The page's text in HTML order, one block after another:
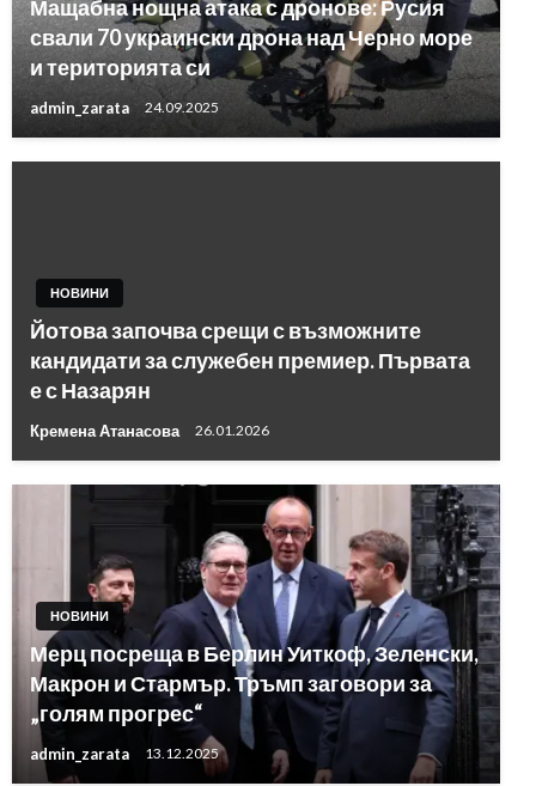
Мащабна нощна атака с дронове: Русия
свали 70 украински дрона над Черно море
и територията си
admin_zarata 24.09.2025
НОВИНИ
Йотова започва срещи с възможните
кандидати за служебен премиер. Първата
е с Назарян
Кремена Атанасова 26.01.2026
НОВИНИ
Мерц посреща в Берлин Уиткоф, Зеленски,
Макрон и Стармър. Тръмп заговори за
„голям прогрес“
admin_zarata 13.12.2025